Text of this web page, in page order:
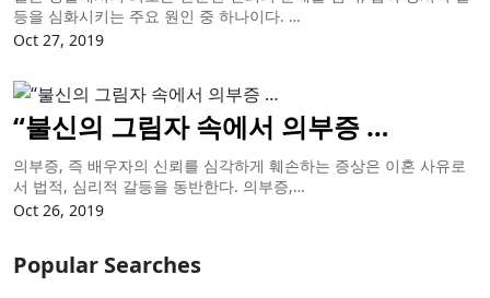
등을 심화시키는 주요 원인 중 하나이다. …
Oct 27, 2019
“불신의 그림자 속에서 의부증 …
의부증, 즉 배우자의 신뢰를 심각하게 훼손하는 증상은 이혼 사유로
서 법적, 심리적 갈등을 동반한다. 의부증,…
Oct 26, 2019
Popular Searches